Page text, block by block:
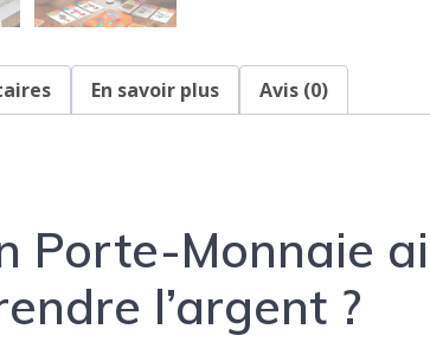
jeu
pour
apprendre
et
le
En savoir plus Avis (0)
Porte-Monnaie
l’argent ?